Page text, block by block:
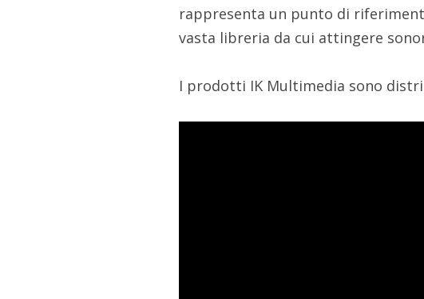
rappresenta un punto di
vasta libreria da cui attingere
I prodotti IK Multimedia sono